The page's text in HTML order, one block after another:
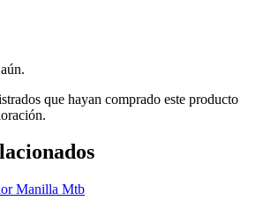
que hayan comprado este producto